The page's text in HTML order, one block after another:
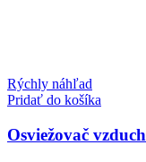
Rýchly náhľad
Pridať do košíka
Osviežovač